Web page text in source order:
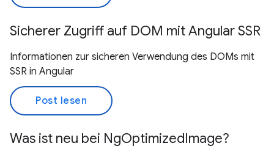
Sicherer Zugriff auf DOM mit Angular SSR
Informationen zur sicheren Verwendung des DOMs mit
SSR in Angular
Post lesen
Was ist neu bei NgOptimizedImage?